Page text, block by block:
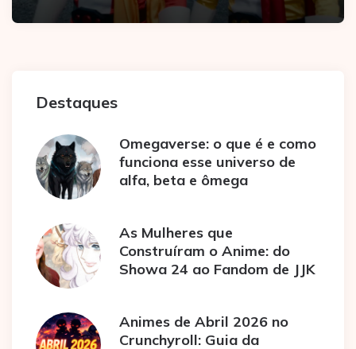
Destaques
Omegaverse: o que é e como
funciona esse universo de
alfa, beta e ômega
As Mulheres que
Construíram o Anime: do
Showa 24 ao Fandom de JJK
Animes de Abril 2026 no
Crunchyroll: Guia da